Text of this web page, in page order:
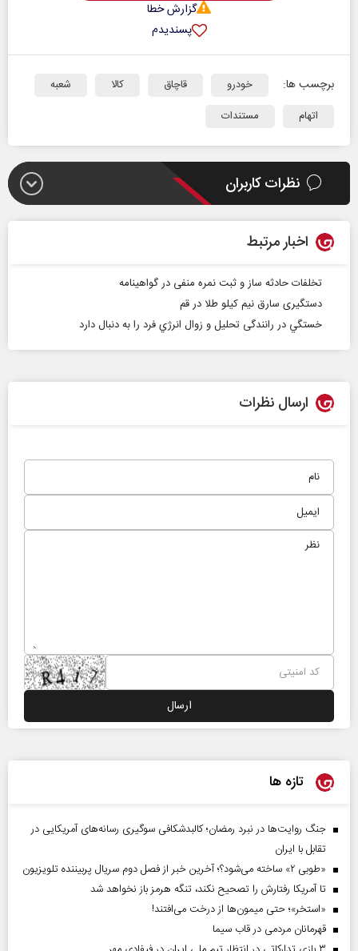
گزارش خطا
پسندیدم
برچسب ها: خودرو قاچاق کالا
شعبه
اتهام
مستندات
نظرات کاربران
اخبار مرتبط
تخلفات حادثه ساز و ثبت نمره منفی در گواهینامه
دستگیری سارق نیم کیلو طلا در قم
خستگي در رانندگی تحليل و زوال انرژي فرد را به دنبال دارد
ارسال نظرات
تازه ها
جنگ روایت‌ها در نبرد رمضان؛ کالبدشکافی سوگیری رسانه‌های آمریکایی در
تقابل با ایران
«طوبی ۲» ساخته می‌شود؟؛ آخرین خبر از فصل دوم سریال پربیننده تلویزیون
تا آمریکا رفتارش را تصحیح نکند، تنگه هرمز باز نخواهد شد
«استخر»‌‌؛ حتی میمون‌ها از درخت می‌افتند!
قهرمانان مردمی در قاب سیما